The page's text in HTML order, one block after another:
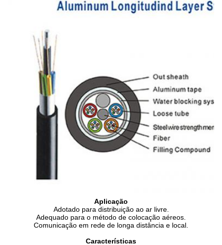
Aplicação
Adotado para distribuição ao ar livre.
Adequado para o método de colocação aéreos.
Comunicação em rede de longa distância e local.
Características